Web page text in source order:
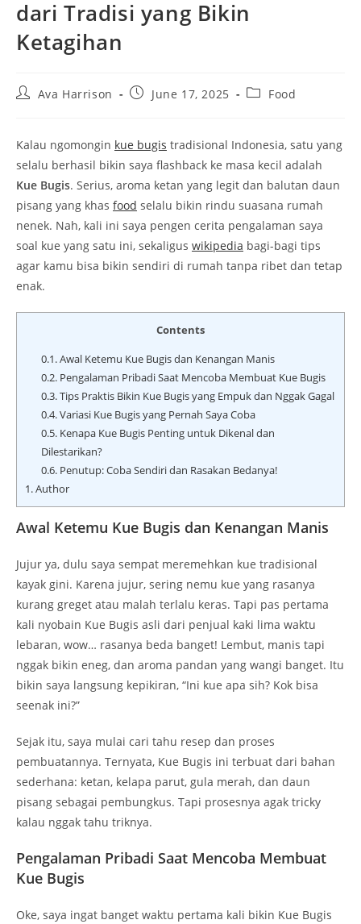
dari Tradisi yang Bikin
Ketagihan
PostAva Harrison
PostJune 17, 2025
PostFood
Kalau ngomongin kue bugis tradisional Indonesia, satu yang
selalu berhasil bikin saya flashback ke masa kecil adalah
Kue Bugis. Serius, aroma ketan yang legit dan balutan daun
pisang yang khas food selalu bikin rindu suasana rumah
nenek. Nah, kali ini saya pengen cerita pengalaman saya
soal kue yang satu ini, sekaligus wikipedia bagi-bagi tips
agar kamu bisa bikin sendiri di rumah tanpa ribet dan tetap
enak.
Contents
0.1.Awal Ketemu Kue Bugis dan Kenangan Manis
0.2.Pengalaman Pribadi Saat Mencoba Membuat Kue Bugis
0.3.Tips Praktis Bikin Kue Bugis yang Empuk dan Nggak Gagal
0.4.Variasi Kue Bugis yang Pernah Saya Coba
0.5.Kenapa Kue Bugis Penting untuk Dikenal dan
Dilestarikan?
0.6.Penutup: Coba Sendiri dan Rasakan Bedanya!
1.Author
Awal Ketemu Kue Bugis dan Kenangan Manis
Jujur ya, dulu saya sempat meremehkan kue tradisional
kayak gini. Karena jujur, sering nemu kue yang rasanya
kurang greget atau malah terlalu keras. Tapi pas pertama
kali nyobain Kue Bugis asli dari penjual kaki lima waktu
lebaran, wow… rasanya beda banget! Lembut, manis tapi
nggak bikin eneg, dan aroma pandan yang wangi banget. Itu
bikin saya langsung kepikiran, “Ini kue apa sih? Kok bisa
seenak ini?”
Sejak itu, saya mulai cari tahu resep dan proses
pembuatannya. Ternyata, Kue Bugis ini terbuat dari bahan
sederhana: ketan, kelapa parut, gula merah, dan daun
pisang sebagai pembungkus. Tapi prosesnya agak tricky
kalau nggak tahu triknya.
Pengalaman Pribadi Saat Mencoba Membuat
Kue Bugis
Oke, saya ingat banget waktu pertama kali bikin Kue Bugis